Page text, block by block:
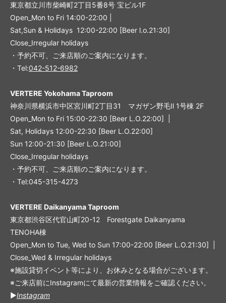
東京都立川市柴崎町2丁目5番8号 宝ビル1F
Open_Mon to Fri 14:00-22:00 |
Sat,Sun & Holidays 12:00-22:00 [Beer l.o.21:30]
Close_Irregular holidays
・予約不可、ご来店順のご案内になります。
・Tel:042-512-6982
VERTERE Yokohama Taproom
神奈川県横浜市中区宮川町2丁目31 マガザン野毛Ⅱ 1号棟 2F
Open_Mon to Fri 15:00-22:30 [Beer L.O.22:00] |
Sat, Holidays 12:00-22:30 [Beer L.O.22:00]
Sun 12:00-21:30 [Beer L.O.21:00]
Close_Irregular holidays
・予約不可、ご来店順のご案内になります。
・Tel:045-315-4273
VERTERE Daikanyama Taproom
東京都渋谷区代官山町20-12 Forestgate Daikanyama
TENOHA棟
Open_Mon to Tue, Wed to Sun 17:00-22:00 [Beer L.O.21:30] |
Close_Wed & Irregular holidays
※施設貸切イベント等により、お休みとなる場合がございます。
※ご来店前にInstagramにて最新の営業情報をご確認ください。
▶︎Instagram